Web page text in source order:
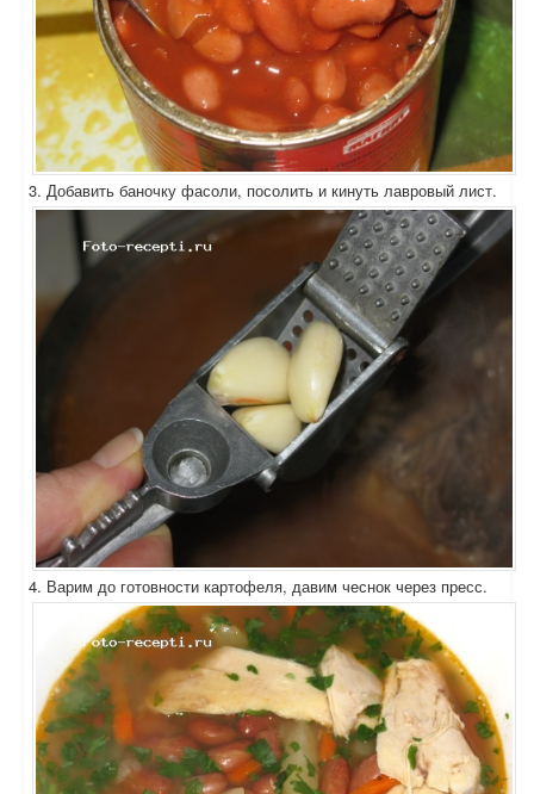
3. Добавить баночку фасоли, посолить и кинуть лавровый лист.
4. Варим до готовности картофеля, давим чеснок через пресс.